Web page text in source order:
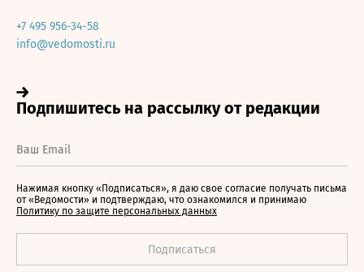
+7 495 956-34-58
info@vedomosti.ru
Нажимая кнопку «Подписаться», я даю свое согласие получать письма
от «Ведомости» и подтверждаю, что ознакомился и принимаю
Политику по защите персональных данных